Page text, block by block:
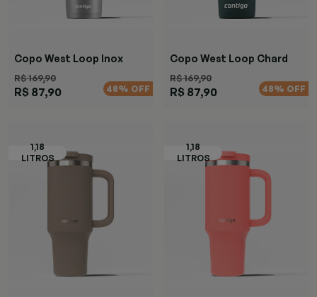
Copo West Loop Inox
R$ 169,90
R$ 87,90 48% OFF
Copo West Loop Chard
R$ 169,90
R$ 87,90 48% OFF